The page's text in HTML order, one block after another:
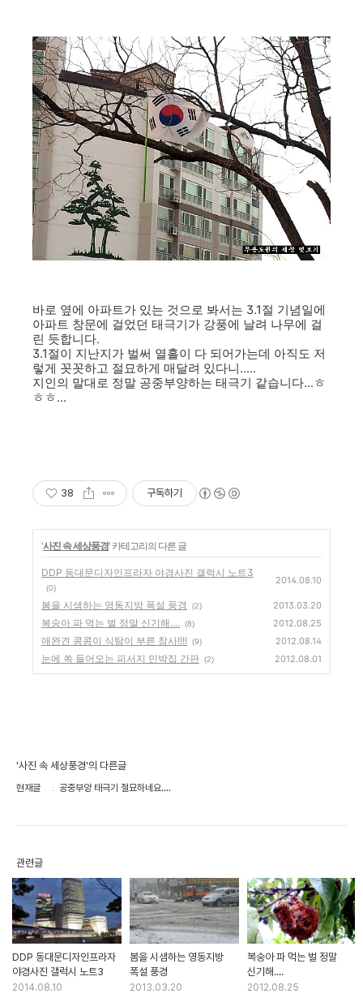
바로 옆에 아파트가 있는 것으로 봐서는 3.1절 기념일에
아파트 창문에 걸었던 태극기가 강풍에 날려 나무에 걸
린 듯합니다.
3.1절이 지난지가 벌써 열흘이 다 되어가는데 아직도 저
렇게 꼿꼿하고 절묘하게 매달려 있다니.....
지인의 말대로 정말 공중부양하는 태극기 같습니다...ㅎ
ㅎㅎ...
38 구독하기
'사진 속 세상풍경' 카테고리의 다른 글
DDP 동대문디자인프라자 야경사진 갤럭시 노트3
(0)
2014.08.10
봄을 시샘하는 영동지방 폭설 풍경 (2) 2013.03.20
복숭아 파 먹는 벌 정말 신기해.... (8) 2012.08.25
애완견 콩콩이 식탐이 부른 참사!!!! (9) 2012.08.14
눈에 쏙 들어오는 피서지 민박집 간판 (2) 2012.08.01
'사진 속 세상풍경'의 다른글
현재글 공중부양 태극기 절묘하네요....
관련글
DDP 동대문디자인프라자
야경사진 갤럭시 노트3
2014.08.10
봄을 시샘하는 영동지방
폭설 풍경
2013.03.20
복숭아 파 먹는 벌 정말
신기해....
2012.08.25